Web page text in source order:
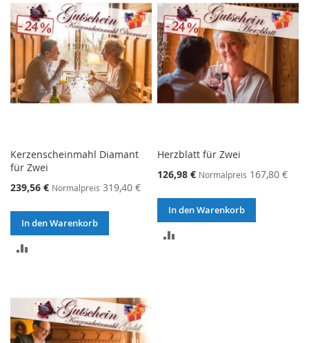
Kerzenscheinmahl Diamant
für Zwei
239,56 € Normalpreis 319,40 €
In den Warenkorb
HINZUFÜGEN
Herzblatt für Zwei
126,98 € Normalpreis 167,80 €
In den Warenkorb